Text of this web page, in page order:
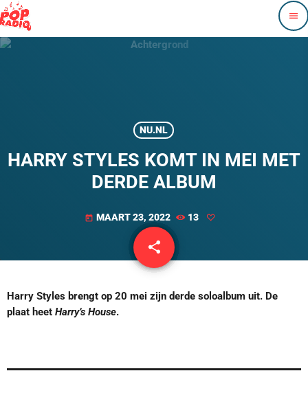
menu
NU.NL
HARRY STYLES KOMT IN MEI MET
DERDE ALBUM
today MAART 23, 2022 13
share
email
Harry Styles brengt op 20 mei zijn derde soloalbum uit. De
plaat heet Harry’s House.